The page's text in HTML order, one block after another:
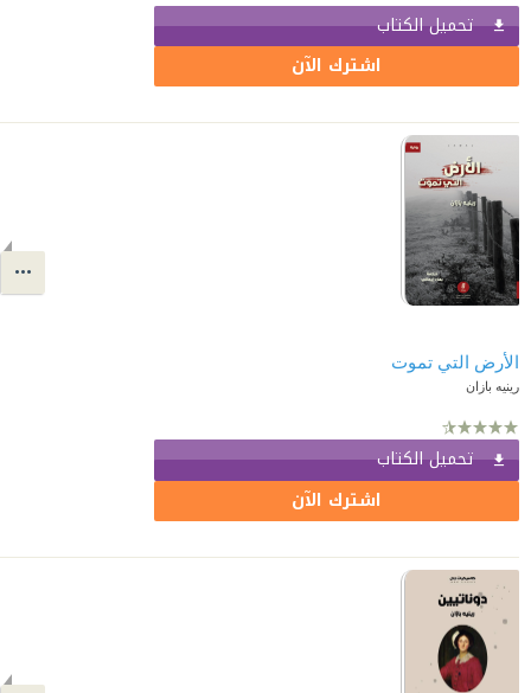
تحميل الكتاب
اشترك الآن
الأرض التي تموت
رينيه بازان
تحميل الكتاب
اشترك الآن